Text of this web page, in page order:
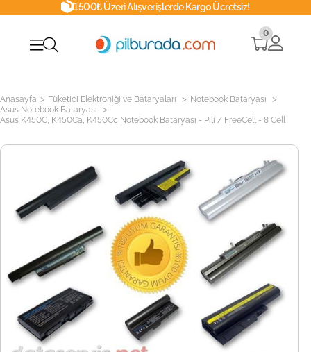
1500₺ Üzeri Alışverişlerde Kargo Ücretsiz!
0
Anasayfa > Tüketici Elektroniği ve Bataryaları > Notebook Bataryası >
Asus Notebook Bataryası >
Asus K450C, K450Ca, K450Cc Notebook Bataryası - Pili / FreeCell - 8 Cell